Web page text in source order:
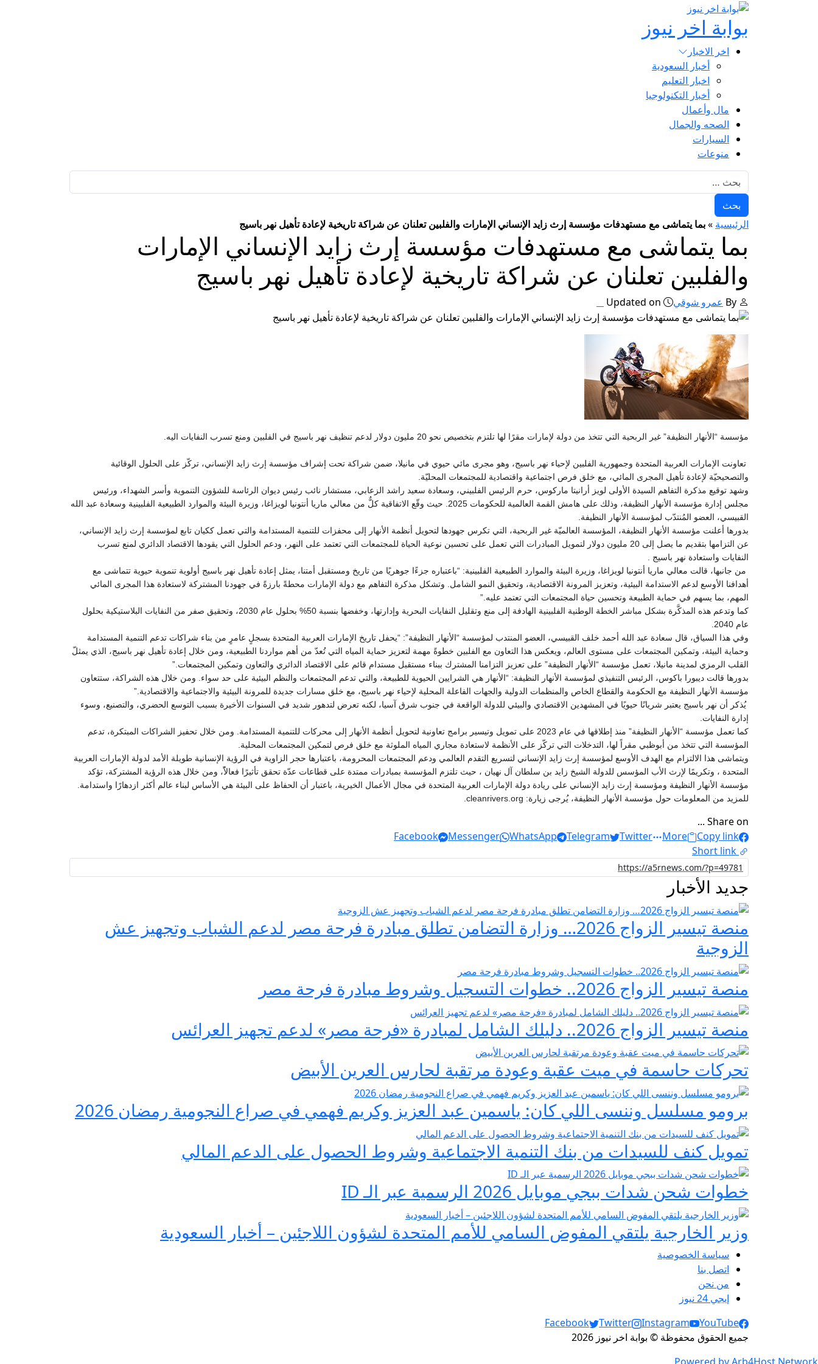
بوابة اخر نيوز
اخر الاخبار
أخبار السعودية
اخبار التعليم
أخبار التكنولوجيا
مال وأعمال
الصحه والجمال
السيارات
منوعات
الرئيسية »بما يتماشى مع مستهدفات مؤسسة إرث زايد الإنساني الإمارات والفلبين تعلنان عن شراكة تاريخية لإعادة تأهيل نهر باسيج
بما يتماشى مع مستهدفات مؤسسة إرث زايد الإنساني الإمارات
والفلبين تعلنان عن شراكة تاريخية لإعادة تأهيل نهر باسيج
By عمرو شوقي Updated on
مؤسسة “الأنهار النظيفة” غير الربحية التي تتخذ من دولة لإمارات مقرًا لها تلتزم بتخصيص نحو 20 مليون دولار لدعم تنظيف نهر باسيج في الفلبين ومنع تسرب النفايات اليه.
تعاونت الإمارات العربية المتحدة وجمهورية الفلبين لإحياء نهر باسيج، وهو مجرى مائي حيوي في مانيلا، ضمن شراكة تحت إشراف مؤسسة إرث زايد الإنساني، تركّز على الحلول الوقائية
والتصحيحيّة لإعادة تأهيل المجرى المائي، مع خلق فرص اجتماعية واقتصادية للمجتمعات المحليّة.
وشهد توقيع مذكرة التفاهم السيدة الأولى لويز أرانيتا ماركوس، حرم الرئيس الفلبيني، وسعادة سعيد راشد الزعابي، مستشار نائب رئيس ديوان الرئاسة للشؤون التنموية وأسر الشهداء، ورئيس
مجلس إدارة مؤسسة الأنهار النظيفة، وذلك على هامش القمة العالمية للحكومات 2025. حيث وقّع الاتفاقية كلٌّ من معالي ماريا أنتونيا لويزاغا، وزيرة البيئة والموارد الطبيعية الفلبينية وسعادة عبد الله
القبيسي، العضو المُنتدّب لمؤسسة الأنهار النظيفة.
بدورها أعلنت مؤسسة الأنهار النظيفة، المؤسسة العالميّة غير الربحية، التي تكرس جهودها لتحويل أنظمة الأنهار إلى محفزات للتنمية المستدامة والتي تعمل ككيان تابع لمؤسسة إرث زايد الإنساني،
عن التزامها بتقديم ما يصل إلى 20 مليون دولار لتمويل المبادرات التي تعمل على تحسين نوعية الحياة للمجتمعات التي تعتمد على النهر، ودعم الحلول التي يقودها الاقتصاد الدائري لمنع تسرب
النفايات واستعادة نهر باسيج .
من جانبها، قالت معالي ماريا أنتونيا لويزاغا، وزيرة البيئة والموارد الطبيعية الفلبينية: “باعتباره جزءًا جوهريًا من تاريخ ومستقبل أمتنا، يمثل إعادة تأهيل نهر باسيج أولوية تنموية حيوية تتماشى مع
أهدافنا الأوسع لدعم الاستدامة البيئية، وتعزيز المرونة الاقتصادية، وتحقيق النمو الشامل. وتشكل مذكرة التفاهم مع دولة الإمارات محطةً بارزةً في جهودنا المشتركة لاستعادة هذا المجرى المائي
المهم، بما يسهم في حماية الطبيعة وتحسين حياة المجتمعات التي تعتمد عليه.”
كما وتدعم هذه المذكَّرة بشكل مباشر الخطة الوطنية الفلبينية الهادفة إلى منع وتقليل النفايات البحرية وإدارتها، وخفضها بنسبة 50% بحلول عام 2030، وتحقيق صفر من النفايات البلاستيكية بحلول
عام 2040.
وفي هذا السياق، قال سعادة عبد الله أحمد خلف القبيسي، العضو المنتدب لمؤسسة “الأنهار النظيفة”: “يحفل تاريخ الإمارات العربية المتحدة بسجلٍ عامرٍ من بناء شراكات تدعم التنمية المستدامة
وحماية البيئة، وتمكين المجتمعات على مستوى العالم، ويعكس هذا التعاون مع الفلبين خطوةً مهمة لتعزيز حماية المياه التي تُعدّ من أهم مواردنا الطبيعية، ومن خلال إعادة تأهيل نهر باسيج، الذي يمثلّ
القلب الرمزي لمدينة مانيلا، تعمل مؤسسة “الأنهار النظيفة” على تعزيز التزامنا المشترك ببناء مستقبل مستدام قائم على الاقتصاد الدائري والتعاون وتمكين المجتمعات.”
بدورها قالت ديبورا باكوس، الرئيس التنفيذي لمؤسسة الأنهار النظيفة: “الأنهار هي الشرايين الحيوية للطبيعة، والتي تدعم المجتمعات والنظم البيئية على حد سواء. ومن خلال هذه الشراكة، ستتعاون
مؤسسة الأنهار النظيفة مع الحكومة والقطاع الخاص والمنظمات الدولية والجهات الفاعلة المحلية لإحياء نهر باسيج، مع خلق مسارات جديدة للمرونة البيئية والاجتماعية والاقتصادية.”
يُذكر أن نهر باسيج يعتبر شريانًا حيويًا في المشهدين الاقتصادي والبيئي للدولة الواقعة في جنوب شرق آسيا، لكنه تعرض لتدهور شديد في السنوات الأخيرة بسبب التوسع الحضري، والتصنيع، وسوء
إدارة النفايات.
كما تعمل مؤسسة “الأنهار النظيفة” منذ إطلاقها في عام 2023 على تمويل وتيسير برامج تعاونية لتحويل أنظمة الأنهار إلى محركات للتنمية المستدامة. ومن خلال تحفيز الشراكات المبتكرة، تدعم
المؤسسة التي تتخذ من أبوظبي مقراً لها، التدخلات التي تركّز على الأنظمة لاستعادة مجاري المياه الملوثة مع خلق فرص لتمكين المجتمعات المحلية.
ويتماشى هذا الالتزام مع الهدف الأوسع لمؤسسة إرث زايد الإنساني لتسريع التقدم العالمي ودعم المجتمعات المحرومة، باعتبارها حجر الزاوية في الرؤية الإنسانية طويلة الأمد لدولة الإمارات العربية
المتحدة ، وتكريمًا لإرث الأب المؤسس للدولة الشيخ زايد بن سلطان آل نهيان ، حيث تلتزم المؤسسة بمبادرات ممتدة على قطاعات عدّة تحقق تأثيرًا فعالاًً، ومن خلال هذه الرؤية المشتركة، تؤكد
مؤسسة الأنهار النظيفة ومؤسسة إرث زايد الإنساني على ريادة دولة الإمارات العربية المتحدة في مجال الأعمال الخيرية، باعتبار أن الحفاظ على البيئة هي الأساس لبناء عالم أكثر ازدهارًا واستدامة.
للمزيد من المعلومات حول مؤسسة الأنهار النظيفة، يُرجى زيارة: cleanrivers.org.
Share on ...
Facebook
Messenger WhatsApp Telegram Twitter More
Copy link
Short link
جديد الأخبار
منصة تيسير الزواج 2026… وزارة التضامن تطلق مبادرة فرحة مصر لدعم الشباب وتجهيز عش
الزوجية
منصة تيسير الزواج 2026.. خطوات التسجيل وشروط مبادرة فرحة مصر
منصة تيسير الزواج 2026.. دليلك الشامل لمبادرة «فرحة مصر» لدعم تجهيز العرائس
تحركات حاسمة في ميت عقبة وعودة مرتقبة لحارس العرين الأبيض
برومو مسلسل وننسى اللي كان: ياسمين عبد العزيز وكريم فهمي في صراع النجومية رمضان 2026
تمويل كنف للسيدات من بنك التنمية الاجتماعية وشروط الحصول على الدعم المالي
خطوات شحن شدات ببجي موبايل 2026 الرسمية عبر الـ ID
وزير الخارجية يلتقي المفوض السامي للأمم المتحدة لشؤون اللاجئين – أخبار السعودية
سياسة الخصوصية
اتصل بنا
من نحن
إيجي 24 نيوز
Social Links
Facebook Twitter Instagram
YouTube
جميع الحقوق محفوظة © بوابة اخر نيوز 2026